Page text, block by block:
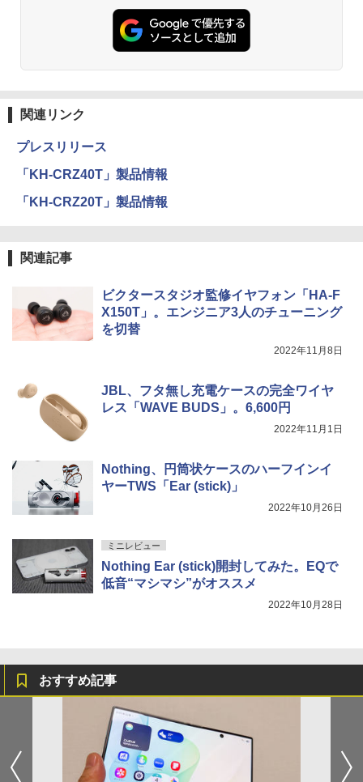
関連リンク
プレスリリース
「KH-CRZ40T」製品情報
「KH-CRZ20T」製品情報
関連記事
ビクタースタジオ監修イヤフォン「HA-F
X150T」。エンジニア3人のチューニング
を切替
2022年11月8日
JBL、フタ無し充電ケースの完全ワイヤ
レス「WAVE BUDS」。6,600円
2022年11月1日
Nothing、円筒状ケースのハーフインイ
ヤーTWS「Ear (stick)」
2022年10月26日
ミニレビュー
Nothing Ear (stick)開封してみた。EQで
低音“マシマシ”がオススメ
2022年10月28日
おすすめ記事